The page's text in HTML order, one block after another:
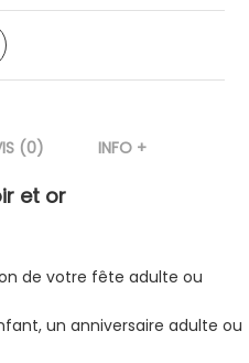
(0) INFO +
et or
de votre fête adulte ou
un anniversaire adulte ou